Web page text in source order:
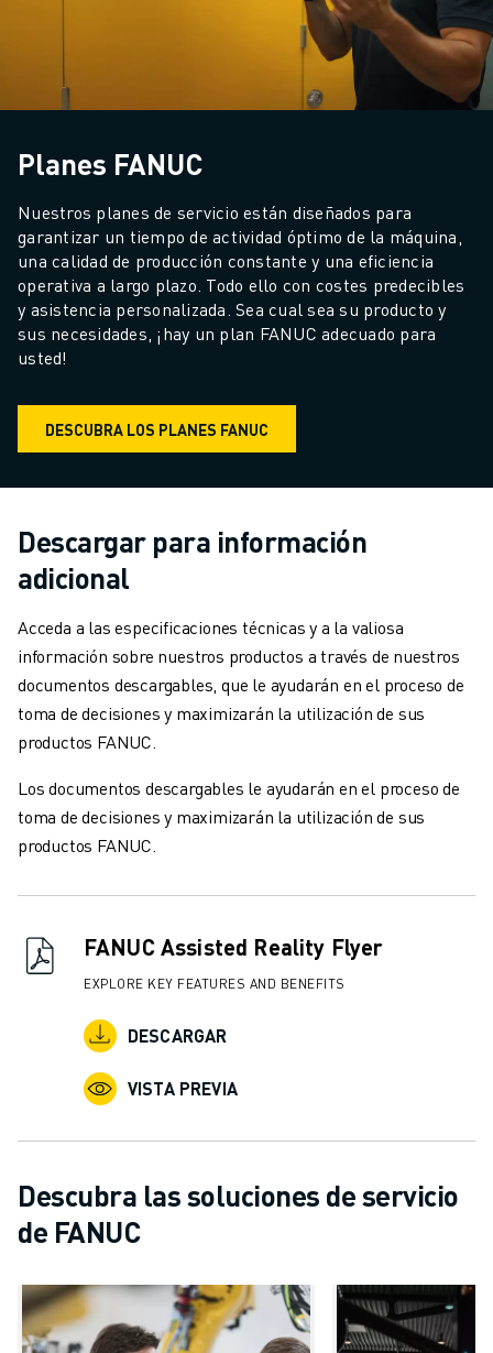
Planes FANUC
Nuestros planes de servicio están diseñados para
garantizar un tiempo de actividad óptimo de la máquina,
una calidad de producción constante y una eficiencia
operativa a largo plazo. Todo ello con costes predecibles
y asistencia personalizada. Sea cual sea su producto y
sus necesidades, ¡hay un plan FANUC adecuado para
usted!
DESCUBRA LOS PLANES FANUC
Descargar para información
adicional
Acceda a las especificaciones técnicas y a la valiosa
información sobre nuestros productos a través de nuestros
documentos descargables, que le ayudarán en el proceso de
toma de decisiones y maximizarán la utilización de sus
productos FANUC.
Los documentos descargables le ayudarán en el proceso de
toma de decisiones y maximizarán la utilización de sus
productos FANUC.
FANUC Assisted Reality Flyer
EXPLORE KEY FEATURES AND BENEFITS
DESCARGAR
VISTA PREVIA
Descubra las soluciones de servicio
de FANUC